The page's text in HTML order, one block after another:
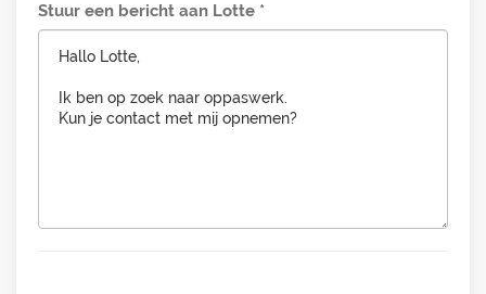
Stuur een bericht aan Lotte